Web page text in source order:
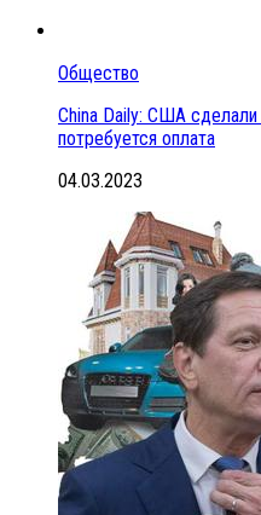
Общество
China Daily: США
потребуется оплата
04.03.2023